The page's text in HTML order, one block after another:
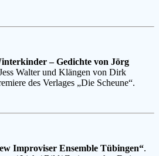
– Gedichte von Jörg
Walter und Klängen von Dirk
des Verlages „Die Scheune“.
Improviser Ensemble Tübingen“.